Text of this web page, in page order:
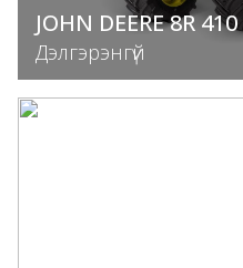
JOHN DEERE 8R 410
Дэлгэрэнгүй